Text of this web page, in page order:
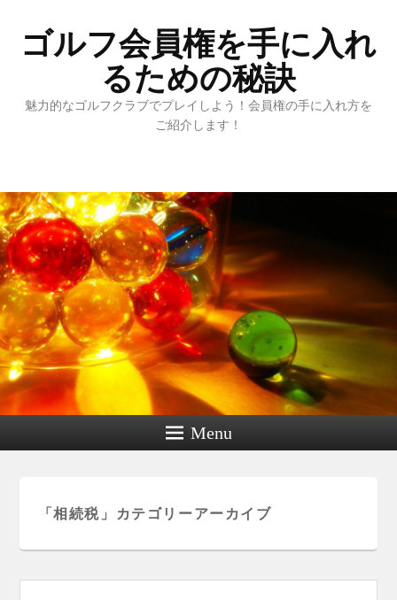
ゴルフ会員権を手に入れ
るための秘訣
魅力的なゴルフクラブでプレイしよう！会員権の手に入れ方を
ご紹介します！
Menu
「相続税 」カテゴリーアーカイブ